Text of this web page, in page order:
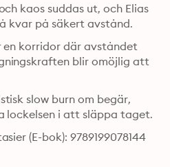
kaos suddas ut, och Elias
kvar på säkert avstånd.
en korridor där avståndet
blir omöjlig att
slow burn om begär,
lockelsen i att släppa taget.
(E-bok): 9789199078144